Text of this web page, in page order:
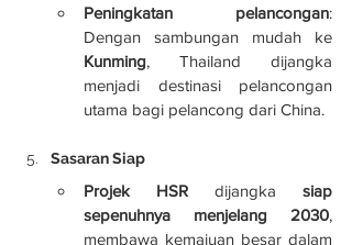
Peningkatan pelancongan:
Kunming, Thailand dijangka
menjadi destinasi pelancongan
utama bagi pelancong dari China.
Sasaran Siap
Projek HSR dijangka siap
sepenuhnya menjelang 2030,